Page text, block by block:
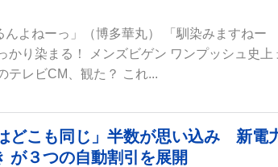
んよねーっ」（博多華丸） 「馴染みますねー
かり染まる！ メンズビゲン ワンプッシュ史上
レビCM、観た？ これ...
どこも同じ」半数が思い込み 新電
３つの自動割引を展開